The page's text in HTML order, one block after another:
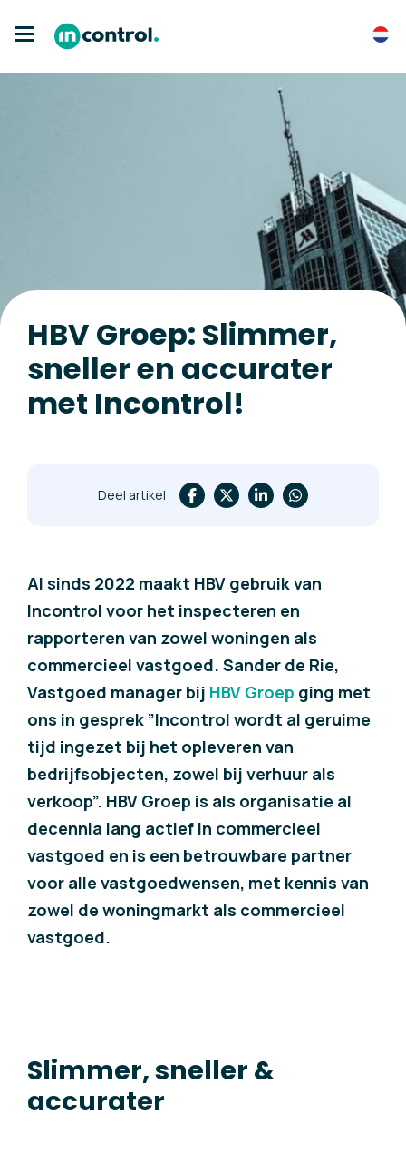
HBV Groep: Slimmer,
sneller en accurater
met Incontrol!
Deel artikel
Al sinds 2022 maakt HBV gebruik van
Incontrol voor het inspecteren en
rapporteren van zowel woningen als
commercieel vastgoed. Sander de Rie,
Vastgoed manager bij HBV Groep ging met
ons in gesprek ”Incontrol wordt al geruime
tijd ingezet bij het opleveren van
bedrijfsobjecten, zowel bij verhuur als
verkoop”. HBV Groep is als organisatie al
decennia lang actief in commercieel
vastgoed en is een betrouwbare partner
voor alle vastgoedwensen, met kennis van
zowel de woningmarkt als commercieel
vastgoed.
Slimmer, sneller &
accurater